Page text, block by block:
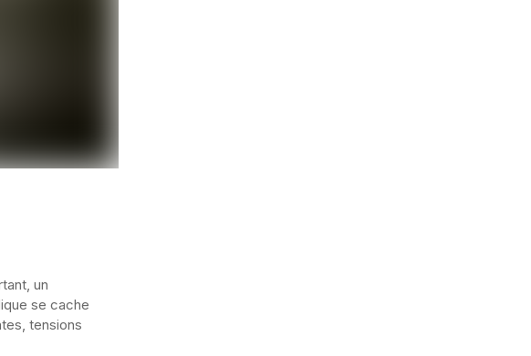
un
se cache
tensions